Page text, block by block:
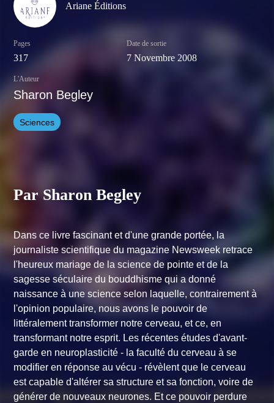
Ariane Éditions
Pages
317
Date de sortie
7 Novembre 2008
L'Auteur
Sharon Begley
Sciences
Par Sharon Begley
Dans ce livre fascinant et d'une grande portée, la
journaliste scientifique du magazine Newsweek retrace
l'heureux mariage de la science de pointe et de la
sagesse séculaire du bouddhisme qui a donné
naissance à une science selon laquelle, contrairement à
l'opinion populaire, nous avons le pouvoir de
littéralement transformer notre cerveau, et ce, en
transformant notre esprit. Les récentes études d'avant-
garde en neuroplasticité - la faculté du cerveau à se
modifier en réponse au vécu - révèlent que le cerveau
est capable d'altérer sa structure et sa fonction, voire de
générer de nouveaux neurones. Et ce pouvoir perdure